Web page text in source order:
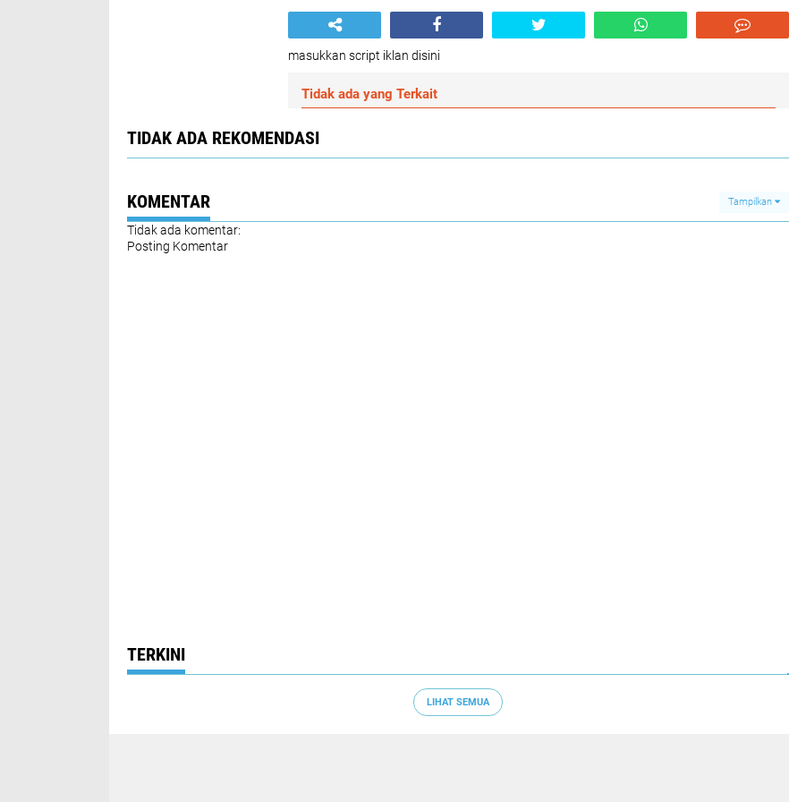
masukkan script iklan disini
Tidak ada yang Terkait
TIDAK ADA REKOMENDASI
KOMENTAR Tampilkan
Tidak ada komentar:
Posting Komentar
TERKINI
LIHAT SEMUA